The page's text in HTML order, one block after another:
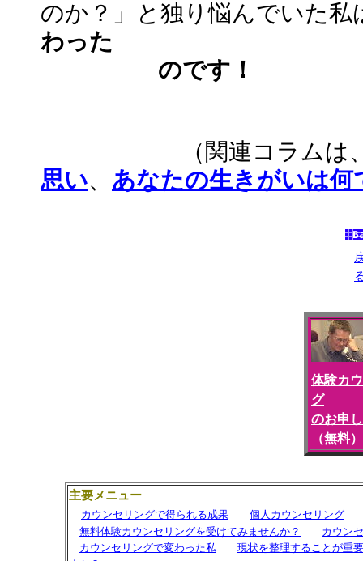
のか？」と独り悩んでいた
わった
のです！
（関連コラムは
思い、 あなたの生きがいは何
体験カ
グ
のお申
（無料）
主要メニュー
カウンセリングで得られる成果
個人カウンセリング
無料体験カウンセリングを受けてみませんか？
カウン
カウンセリングで変わった私
現状を整理することが重要